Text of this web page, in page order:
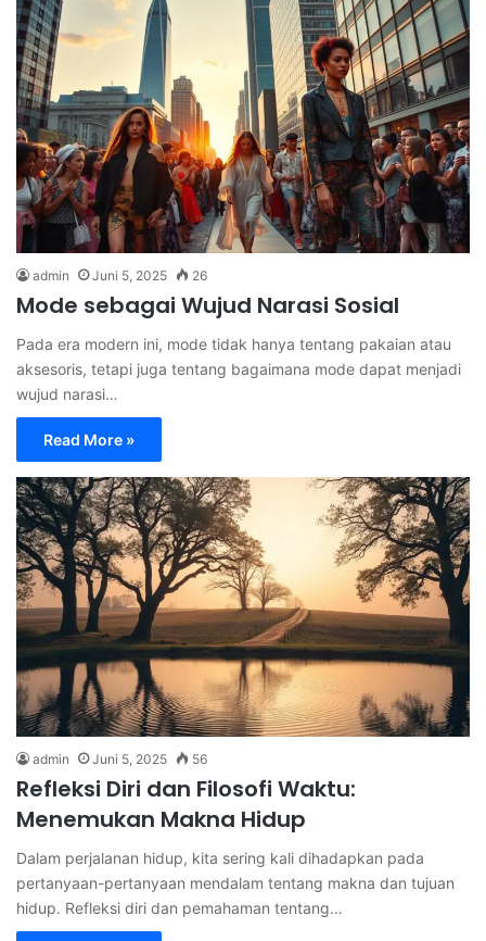
admin Juni 5, 2025 26
Mode sebagai Wujud Narasi Sosial
Pada era modern ini, mode tidak hanya tentang pakaian atau
aksesoris, tetapi juga tentang bagaimana mode dapat menjadi
wujud narasi…
Read More »
admin Juni 5, 2025 56
Refleksi Diri dan Filosofi Waktu:
Menemukan Makna Hidup
Dalam perjalanan hidup, kita sering kali dihadapkan pada
pertanyaan-pertanyaan mendalam tentang makna dan tujuan
hidup. Refleksi diri dan pemahaman tentang…